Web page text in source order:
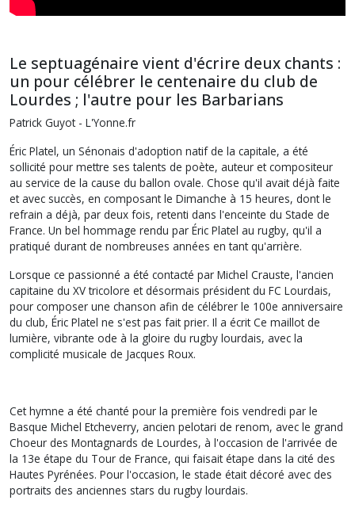
Le septuagénaire vient d'écrire deux chants :
un pour célébrer le centenaire du club de
Lourdes ; l'autre pour les Barbarians
Patrick Guyot - L'Yonne.fr
Éric Platel, un Sénonais d'adoption natif de la capitale, a été
sollicité pour mettre ses talents de poète, auteur et compositeur
au service de la cause du ballon ovale. Chose qu'il avait déjà faite
et avec succès, en composant le Dimanche à 15 heures, dont le
refrain a déjà, par deux fois, retenti dans l'enceinte du Stade de
France. Un bel hommage rendu par Éric Platel au rugby, qu'il a
pratiqué durant de nombreuses années en tant qu'arrière.
Lorsque ce passionné a été contacté par Michel Crauste, l'ancien
capitaine du XV tricolore et désormais président du FC Lourdais,
pour composer une chanson afin de célébrer le 100e anniversaire
du club, Éric Platel ne s'est pas fait prier. Il a écrit Ce maillot de
lumière, vibrante ode à la gloire du rugby lourdais, avec la
complicité musicale de Jacques Roux.
Cet hymne a été chanté pour la première fois vendredi par le
Basque Michel Etcheverry, ancien pelotari de renom, avec le grand
Choeur des Montagnards de Lourdes, à l'occasion de l'arrivée de
la 13e étape du Tour de France, qui faisait étape dans la cité des
Hautes Pyrénées. Pour l'occasion, le stade était décoré avec des
portraits des anciennes stars du rugby lourdais.